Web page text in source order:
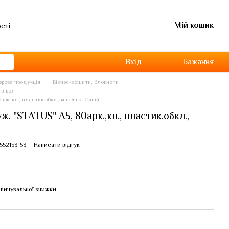
Мій кошик
Вхід Бажання
продукція
Бізнес-зошити, блокноти
во)
пластик.обкл., маренго, Синій
"STATUS" А5, 80арк.,кл., пластик.обкл.,
53 Написати відгук
знижки